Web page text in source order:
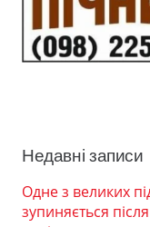
Недавні записи
Одне з великих
зупиняється